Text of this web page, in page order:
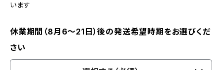
います
休業期間（8月6〜21日）後の発送希望時期をお選びくだ
さい